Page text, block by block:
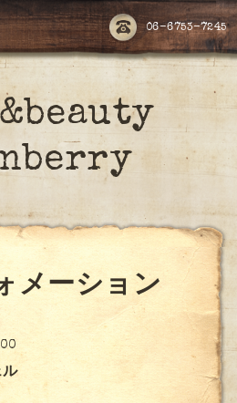
06-6753-7245
メーション